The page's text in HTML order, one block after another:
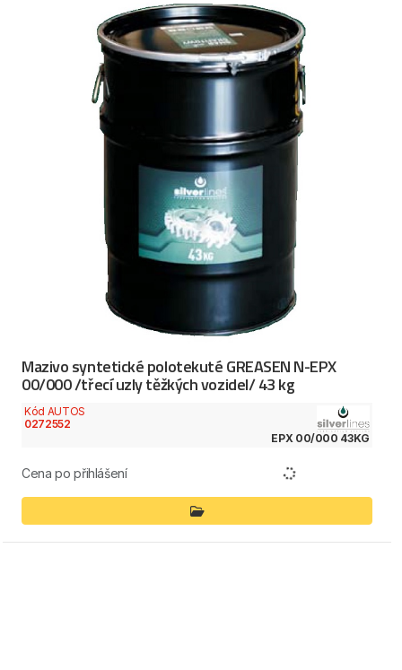
Mazivo syntetické polotekuté GREASEN N-EPX
00/000 /třecí uzly těžkých vozidel/ 43 kg
Kód AUTOS
0272552
EPX 00/000 43KG
Cena po přihlášení